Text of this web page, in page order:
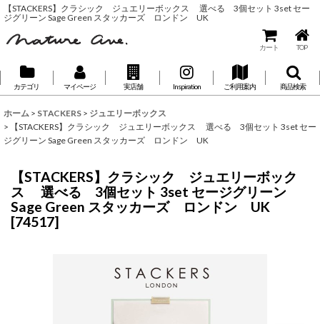
【STACKERS】クラシック ジュエリーボックス 選べる 3個セット 3set セー
ジグリーン Sage Green スタッカーズ ロンドン UK
カート TOP
カテゴリ マイページ 実店舗 Inspiration ご利用案内 商品検索
ホーム > STACKERS > ジュエリーボックス
>
【STACKERS】クラシック ジュエリーボックス 選べる 3個セット 3set セー
ジグリーン Sage Green スタッカーズ ロンドン UK
【STACKERS】クラシック ジュエリーボック
ス 選べる 3個セット 3set セージグリーン
Sage Green スタッカーズ ロンドン UK
[74517]